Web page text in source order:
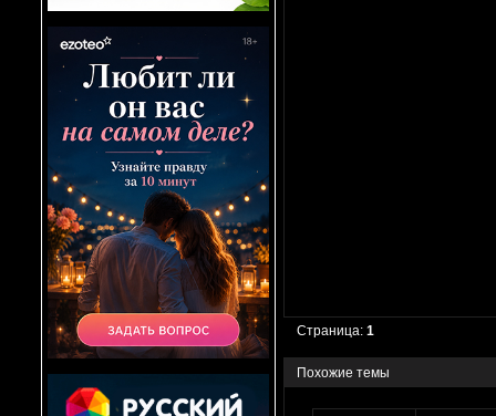
Страница:1
Похожие темы